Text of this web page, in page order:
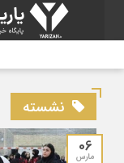
نشسته
06
مارس